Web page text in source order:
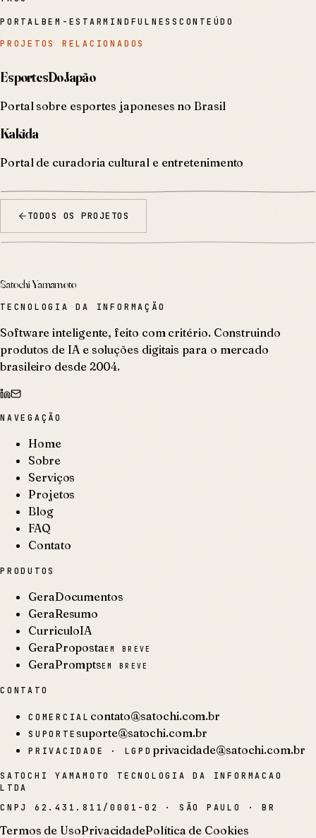
PORTAL BEM-ESTARMINDFULNESS CONTEÚDO
PROJETOS RELACIONADOS
EsportesDoJapão
Portal sobre esportes japoneses no Brasil
Kakida
Portal de curadoria cultural e entretenimento
TODOS OS PROJETOS
Satochi Yamamoto
TECNOLOGIA DA INFORMAÇÃO
Software inteligente, feito com critério. Construindo
produtos de IA e soluções digitais para o mercado
brasileiro desde 2004.
NAVEGAÇÃO
Home
Sobre
Serviços
Projetos
Blog
FAQ
Contato
PRODUTOS
GeraDocumentos
GeraResumo
CurriculoIA
GeraPropostaEM BREVE
GeraPromptsEM BREVE
CONTATO
COMERCIAL contato@satochi.com.br
SUPORTEsuporte@satochi.com.br
PRIVACIDADE · LGPD privacidade@satochi.com.br
SATOCHI YAMAMOTO TECNOLOGIA DA INFORMACAO
LTDA
CNPJ 62.431.811/0001-02 · SÃO PAULO · BR
Termos de UsoPrivacidadePolítica de Cookies